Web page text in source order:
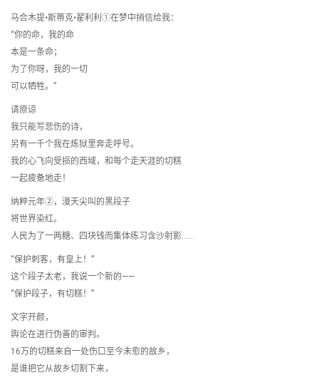
马合木提•斯蒂克•翟利利①在梦中捎信给我：
“你的命，我的命
本是一条命；
为了你呀，我的一切
可以牺牲。”
请原谅
我只能写悲伤的诗，
另有一千个我在炼狱里奔走呼号。
我的心飞向受损的西域，和每个走天涯的切糕
一起疲惫地走！
纳粹元年②，漫天尖叫的黑段子
将世界染红。
人民为了一两糖、四块钱而集体练习含沙射影……
“保护刺客，有皇上！”
这个段子太老，我说一个新的——
“保护段子，有切糕！”
文字开颜，
舆论在进行伪善的审判。
16万的切糕来自一处伤口至今未愈的故乡，
是谁把它从故乡切割下来，